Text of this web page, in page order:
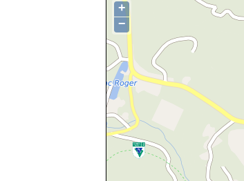
+
−